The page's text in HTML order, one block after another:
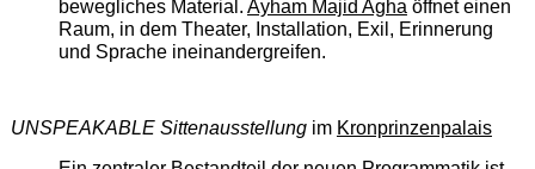
bewegliches Material. Ayham Majid Aghaöffnet einen
Raum, in dem Theater, Installation, Exil, Erinnerung
und Sprache ineinandergreifen.
UNSPEAKABLE Sittenausstellungim Kronprinzenpalais